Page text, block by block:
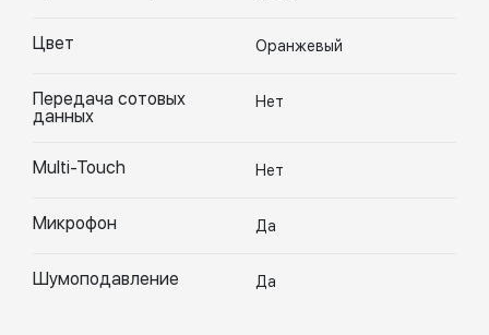
Цвет Оранжевый
Передача сотовых
данных
Нет
Multi-Touch Нет
Микрофон Да
Шумоподавление Да